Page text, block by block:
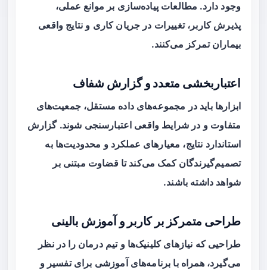
وجود دارد. مطالعات پیاده‌سازی بر موانع عملی،
پذیرش کاربر، تغییرات در جریان کاری و نتایج واقعی
بیماران تمرکز می‌کنند.
اعتباربخشی متعدد و گزارش شفاف
ابزارها باید در مجموعه‌های داده مستقل، جمعیت‌های
متفاوت و در شرایط واقعی اعتبارسنجی شوند. گزارش
استاندارد نتایج، معیارهای عملکرد و محدودیت‌ها به
تصمیم‌گیرندگان کمک می‌کند تا قضاوت مبتنی بر
شواهد داشته باشند.
طراحی متمرکز بر کاربر و آموزش بالینی
طراحیی که نیازهای کلینیک‌ها و تیم درمان را در نظر
می‌گیرد، همراه با برنامه‌های آموزشی برای تفسیر و